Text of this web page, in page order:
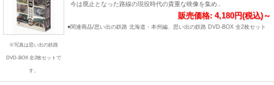
※写真は思い出の鉄路
DVD-BOX 全2枚セットで
す。
今は廃止となった路線の現役時代の貴重な映像を集め..
販売価格: 4,180円(税込)～
●関連商品/思い出の鉄路 北海道・本州編、思い出の鉄路 DVD-BOX 全2枚セット